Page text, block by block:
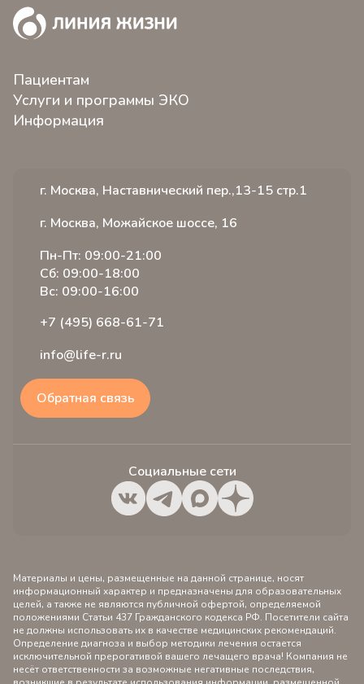
Пациентам
О клинике
Контакты
Отзывы
Вопрос ответ
Лицензии и сертификаты
Налоговый вычет
Услуги и программы ЭКО
ЭКО 2.0
Стоимость
Специалисты
Акции
Информация
Видео
Словарь терминов
г. Москва, Наставнический пер.,13-15 стр.1
г. Москва, Можайское шоссе, 16
Пн-Пт: 09:00-21:00
Сб: 09:00-18:00
Вс: 09:00-16:00
+7 (495) 668-61-71
info@life-r.ru
Обратная связь
Социальные сети
Материалы и цены, размещенные на данной странице, носят
информационный характер и предназначены для образовательных
целей, а также не являются публичной офертой, определяемой
положениями Статьи 437 Гражданского кодекса РФ. Посетители сайта
не должны использовать их в качестве медицинских рекомендаций.
Определение диагноза и выбор методики лечения остается
исключительной прерогативой вашего лечащего врача! Компания не
несёт ответственности за возможные негативные последствия,